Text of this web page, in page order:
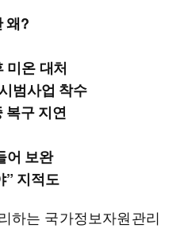
왜?
미온 대처
범사업 착수
복구 지연
어 보완
” 지적도
하는 국가정보자원관리